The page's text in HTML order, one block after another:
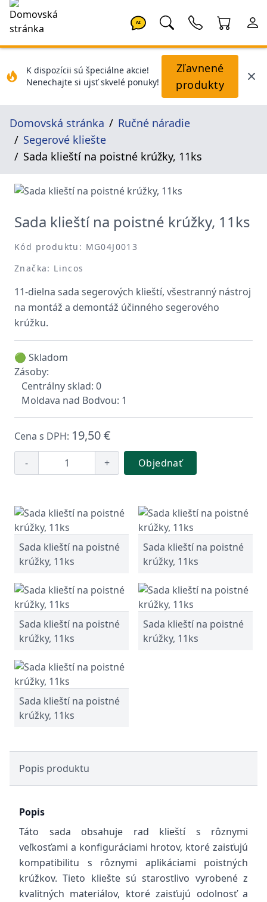
AI
K dispozícii sú špeciálne akcie!
Nenechajte si ujsť skvelé ponuky!
Zľavnené
produkty
Domovská stránka
Ručné náradie
Segerové kliešte
Sada klieští na poistné krúžky, 11ks
Sada klieští na poistné krúžky, 11ks
Kód produktu: MG04J0013
Značka: Lincos
11-dielna sada segerových klieští, všestranný nástroj
na montáž a demontáž účinného segerového
krúžku.
🟢 Skladom
Zásoby:
Centrálny sklad: 0
Moldava nad Bodvou: 1
Cena s DPH: 19,50 €
- + Objednať
Sada klieští na poistné
krúžky, 11ks
Sada klieští na poistné
krúžky, 11ks
Sada klieští na poistné
krúžky, 11ks
Sada klieští na poistné
krúžky, 11ks
Sada klieští na poistné
krúžky, 11ks
Popis produktu
Popis
Táto sada obsahuje rad klieští s rôznymi
veľkosťami a konfiguráciami hrotov, ktoré zaisťujú
kompatibilitu s rôznymi aplikáciami poistných
krúžkov. Tieto kliešte sú starostlivo vyrobené z
kvalitných materiálov, ktoré zaisťujú odolnosť a